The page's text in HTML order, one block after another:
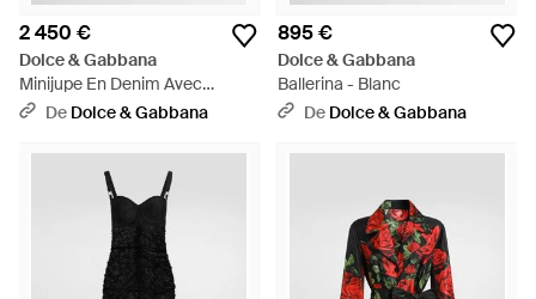
2 450 €
Dolce & Gabbana
Minijupe En Denim Avec
Broderies - Bleu
De Dolce & Gabbana
895 €
Dolce & Gabbana
Ballerina - Blanc
De Dolce & Gabbana